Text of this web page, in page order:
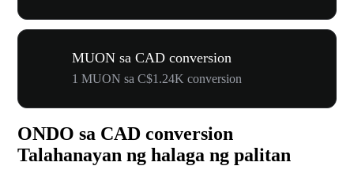
MUON sa CAD conversion
1 MUON sa C$1.24K conversion
ONDO sa CAD conversion
Talahanayan ng halaga ng palitan